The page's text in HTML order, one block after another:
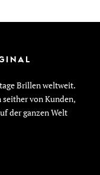
Brillen weltweit.
seither von Kunden,
der ganzen Welt